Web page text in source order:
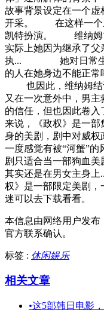
故事背景设定在一个
开采。 在这样一个
凯特扮演。 维纳姆
实际上她因为继承了
执... 她对日常生活
的人在她身边不能正
也因此，维纳姆结
又在一次意外中，男
的信任，但也因此
来说，《政权》是一
身的美剧，剧中对威权
一度感觉有被“河蟹
剧只适合当一部狗血
其实还是在男女主
权》是一部限定美剧，
迷可以去下载看看
本信息由网络用户发布
官方联系确认。
标签 : 休闲娱乐
相关文章
•这5部韩日电影